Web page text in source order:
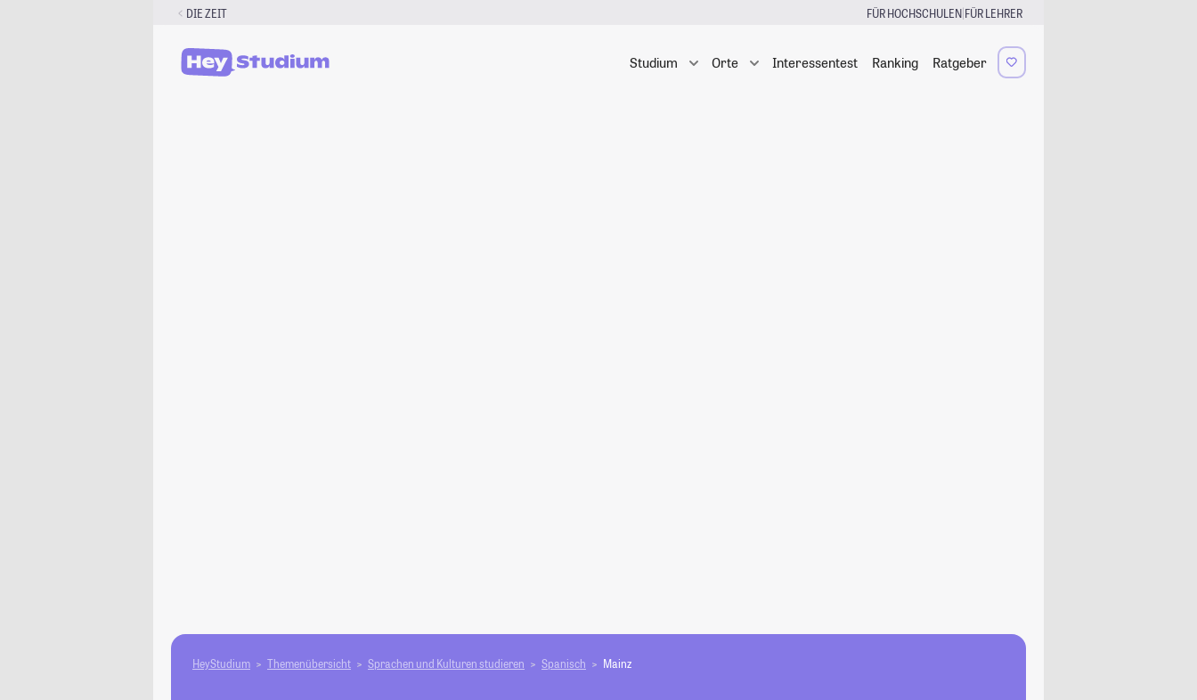
DIE ZEIT FÜR HOCHSCHULEN|FÜR LEHRER
Studium Orte Interessentest Ranking Ratgeber
HeyStudium Themenübersicht Sprachen und Kulturen studieren Spanisch Mainz